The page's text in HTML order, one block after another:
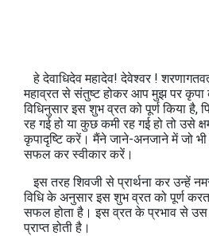
हे देवाधिदेव महादेव! देवेश्वर !
महाव्रत से संतुष्ट होकर आप मुझ पर कृपा
विधिनुसार इस शुभ व्रत को पूर्ण किया है,
रह गई हो या कुछ कमी रह गई हो तो उसे
कृपादृष्टि करें। मैंने जाने-अनजाने में जो
सफल कर स्वीकार करें।
इस तरह शिवजी से प्रार्थना कर उन्हें
विधि के अनुसार इस शुभ व्रत को पूर्ण
सफल होता है। इस व्रत के प्रभाव से उस
प्राप्त होती है।